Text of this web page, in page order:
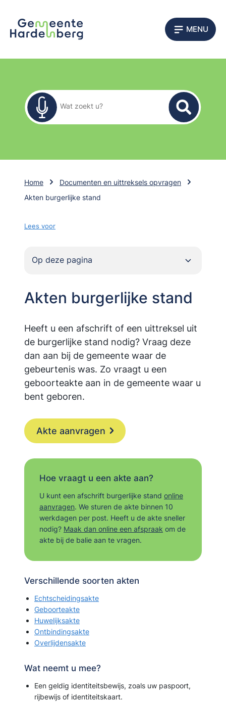
MENU
Zoekformulier
Wat zoekt u?
Home
Documenten en uittreksels opvragen
Akten burgerlijke stand
Lees voor
Op deze pagina
Akten burgerlijke stand
Heeft u een afschrift of een uittreksel uit
de burgerlijke stand nodig? Vraag deze
dan aan bij de gemeente waar de
gebeurtenis was. Zo vraagt u een
geboorteakte aan in de gemeente waar u
bent geboren.
Akte aanvragen
Hoe vraagt u een akte aan?
U kunt een afschrift burgerlijke stand online
aanvragen. We sturen de akte binnen 10
werkdagen per post. Heeft u de akte sneller
nodig? Maak dan online een afspraak om de
akte bij de balie aan te vragen.
Verschillende soorten akten
Echtscheidingsakte
Geboorteakte
Huwelijksakte
Ontbindingsakte
Overlijdensakte
Wat neemt u mee?
Een geldig identiteitsbewijs, zoals uw paspoort,
rijbewijs of identiteitskaart.